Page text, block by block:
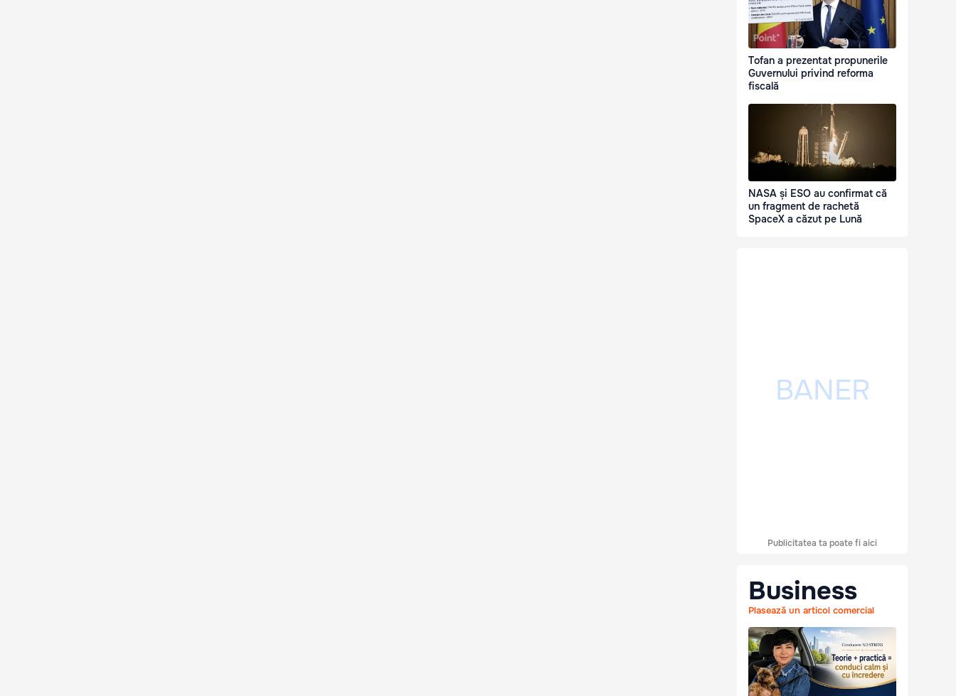
Tofan a prezentat propunerile
Guvernului privind reforma
fiscală
NASA și ESO au confirmat că
un fragment de rachetă
SpaceX a căzut pe Lună
Publicitatea ta poate fi aici
Business
Plasează un articol comercial